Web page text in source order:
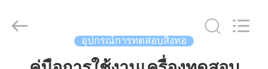
KEJIAN
INSTRUMENT
อุปกรณ์การทดสอบสิ่งทอ